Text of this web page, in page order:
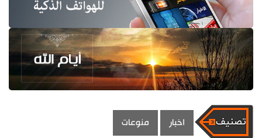
اخبار منوعات